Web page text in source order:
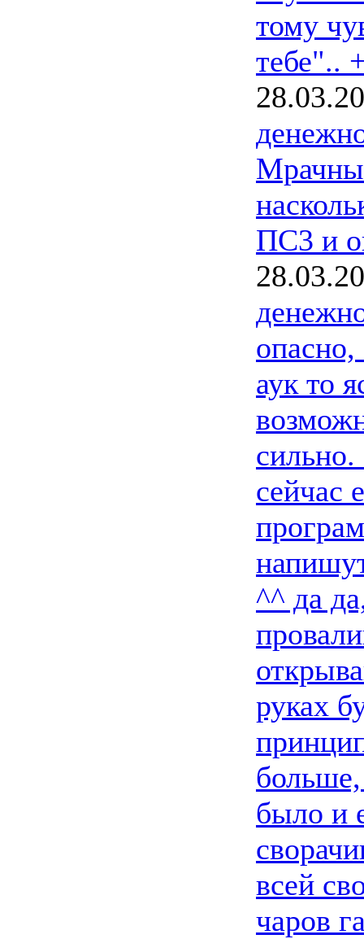
тому
тебе"..
ПС3 и
аук то
сейчас
^^ да
руках
было и
всей
чаров